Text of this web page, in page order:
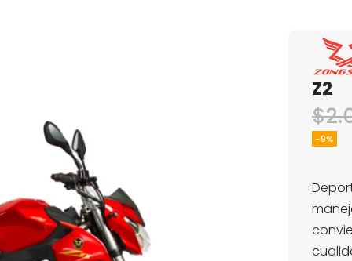
Z2
$
-9%